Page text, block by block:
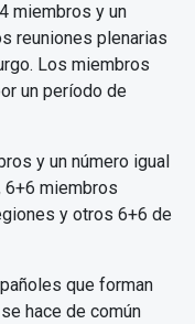
miembros y un
reuniones plenarias
Los miembros
un período de
y un número igual
6+6 miembros
y otros 6+6 de
que forman
hace de común